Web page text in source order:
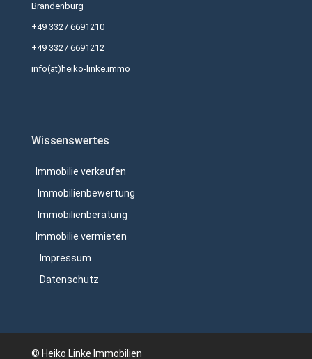
Brandenburg
+49 3327 6691210
+49 3327 6691212
info(at)heiko-linke.immo
Wissenswertes
Immobilie verkaufen
Immobilienbewertung
Immobilienberatung
Immobilie vermieten
Impressum
Datenschutz
© Heiko Linke Immobilien